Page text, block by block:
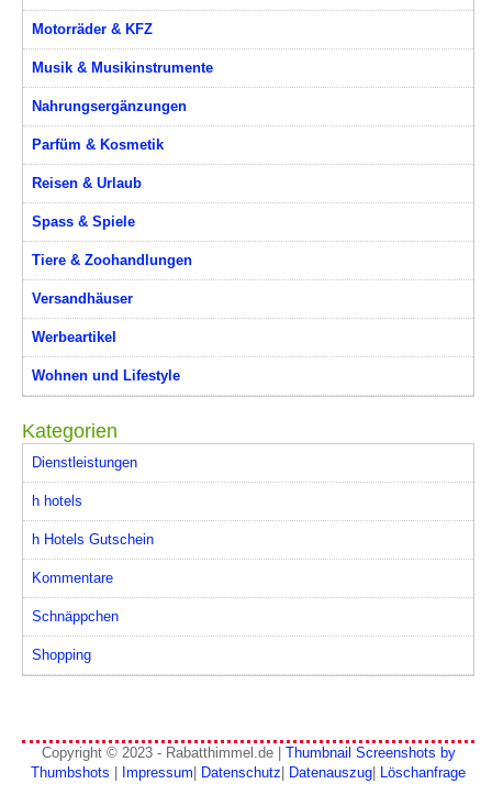
Motorräder & KFZ
Musik & Musikinstrumente
Nahrungsergänzungen
Parfüm & Kosmetik
Reisen & Urlaub
Spass & Spiele
Tiere & Zoohandlungen
Versandhäuser
Werbeartikel
Wohnen und Lifestyle
Kategorien
Dienstleistungen
h hotels
h Hotels Gutschein
Kommentare
Schnäppchen
Shopping
Copyright © 2023 - Rabatthimmel.de | Thumbnail Screenshots by
Thumbshots
Impressum Datenschutz Datenauszug Löschanfrage